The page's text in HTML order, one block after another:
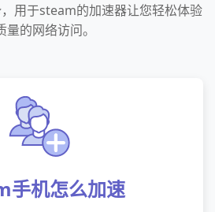
用于steam的加速器让您轻松体验
量的网络访问。
手机怎么加速